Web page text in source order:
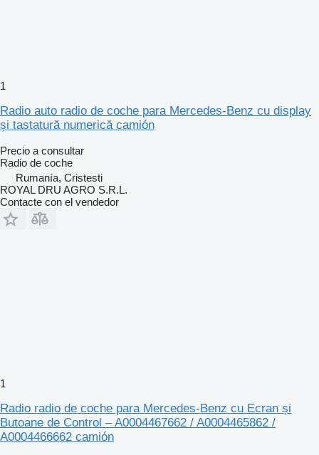
1
Radio auto radio de coche para Mercedes-Benz cu display
și tastatură numerică camión
Precio a consultar
Radio de coche
Rumanía, Cristesti
ROYAL DRU AGRO S.R.L.
Contacte con el vendedor
1
Radio radio de coche para Mercedes-Benz cu Ecran și
Butoane de Control – A0004467662 / A0004465862 /
A0004466662 camión